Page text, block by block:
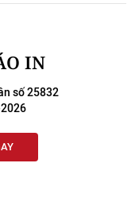
IN
số 25832